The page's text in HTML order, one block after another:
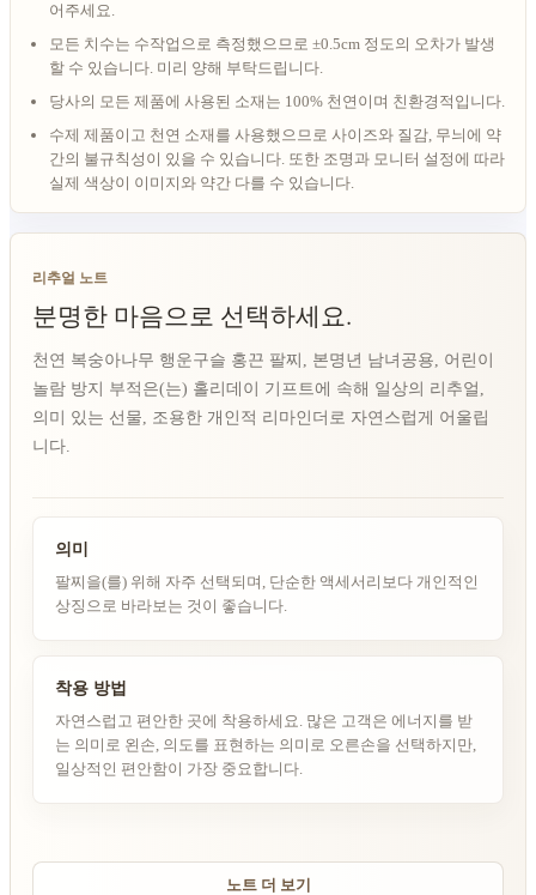
어주세요.
모든 치수는 수작업으로 측정했으므로 ±0.5cm 정도의 오차가 발생
할 수 있습니다. 미리 양해 부탁드립니다.
당사의 모든 제품에 사용된 소재는 100% 천연이며 친환경적입니다.
수제 제품이고 천연 소재를 사용했으므로 사이즈와 질감, 무늬에 약
간의 불규칙성이 있을 수 있습니다. 또한 조명과 모니터 설정에 따라
실제 색상이 이미지와 약간 다를 수 있습니다.
리추얼 노트
분명한 마음으로 선택하세요.
천연 복숭아나무 행운구슬 홍끈 팔찌, 본명년 남녀공용, 어린이
놀람 방지 부적은(는) 홀리데이 기프트에 속해 일상의 리추얼,
의미 있는 선물, 조용한 개인적 리마인더로 자연스럽게 어울립
니다.
의미
팔찌을(를) 위해 자주 선택되며, 단순한 액세서리보다 개인적인
상징으로 바라보는 것이 좋습니다.
착용 방법
자연스럽고 편안한 곳에 착용하세요. 많은 고객은 에너지를 받
는 의미로 왼손, 의도를 표현하는 의미로 오른손을 선택하지만,
일상적인 편안함이 가장 중요합니다.
노트 더 보기